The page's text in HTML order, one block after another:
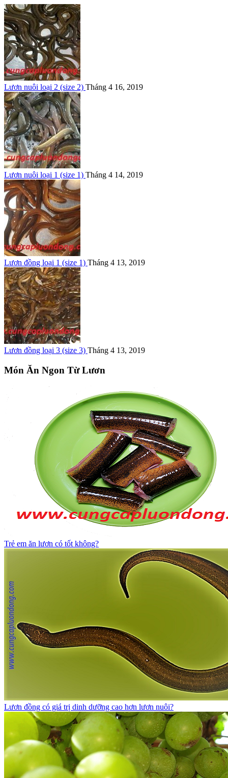
Lươn nuôi loại 2 (size 2) Tháng 4 16, 2019
Lươn nuôi loại 1 (size 1) Tháng 4 14, 2019
Lươn đồng loại 1 (size 1) Tháng 4 13, 2019
Lươn đồng loại 3 (size 3) Tháng 4 13, 2019
Món Ăn Ngon Từ Lươn
Trẻ em ăn lươn có tốt không?
Lươn đồng có giá trị dinh dưỡng cao hơn lươn nuôi?